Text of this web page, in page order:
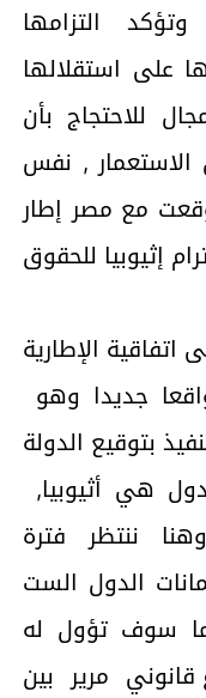
التزامها
على استقلالها
للاحتجاج بأن
الاستعمار , نفس
مع مصر إطار
احترام إثيوبيا للحقوق
الإطارية
جديدا وهو
بتوقيع الدولة
هي أثيوبيا,
وهنا ننتظر فترة
الدول الست
سوف تؤول له
مرير بين